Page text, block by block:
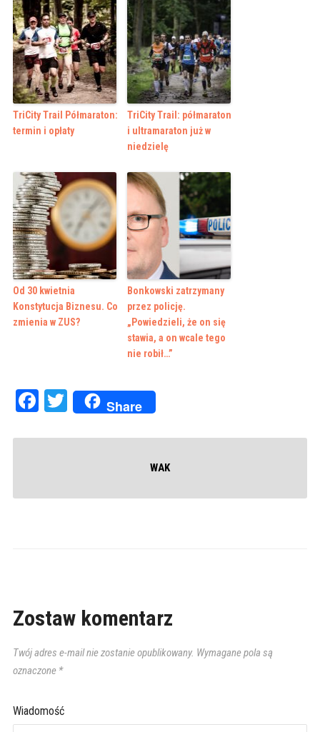
TriCity Trail Półmaraton:
termin i opłaty
TriCity Trail: półmaraton
i ultramaraton już w
niedzielę
Od 30 kwietnia
Konstytucja Biznesu. Co
zmienia w ZUS?
Bonkowski zatrzymany
przez policję.
„Powiedzieli, że on się
stawia, a on wcale tego
nie robił…”
Facebook
Twitter
Share
WAK
Zostaw komentarz
Twój adres e-mail nie zostanie opublikowany. Wymagane pola są
oznaczone *
Wiadomość